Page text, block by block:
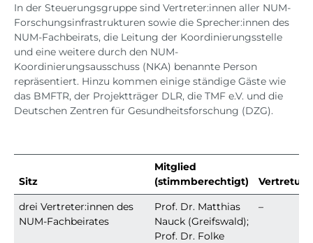
In der Steuerungsgruppe sind Vertreter:innen aller NUM-
Forschungsinfrastrukturen sowie die Sprecher:innen des
NUM-Fachbeirats, die Leitung der Koordinierungsstelle
und eine weitere durch den NUM-
Koordinierungsausschuss (NKA) benannte Person
repräsentiert. Hinzu kommen einige ständige Gäste wie
das BMFTR, der Projektträger DLR, die TMF e.V. und die
Deutschen Zentren für Gesundheitsforschung (DZG).
Sitz
Mitglied
(stimmberechtigt)
drei Vertreter:innen des
NUM-Fachbeirates
Prof. Dr. Matthias
Nauck (Greifswald);
Prof. Dr. Folke
–